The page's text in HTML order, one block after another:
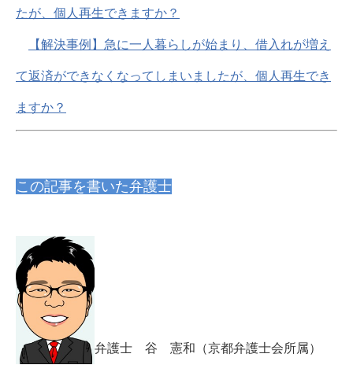
たが、個人再生できますか？
【解決事例】急に一人暮らしが始まり、借入れが増え
て返済ができなくなってしまいましたが、個人再生でき
ますか？
この記事を書いた弁護士
弁護士 谷 憲和（京都弁護士会所属）